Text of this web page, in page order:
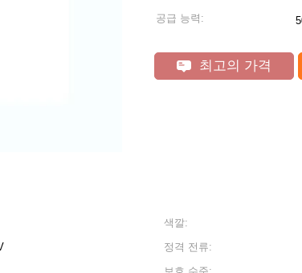
공급 능력:
최고의 가격
색깔:
정격 전류: